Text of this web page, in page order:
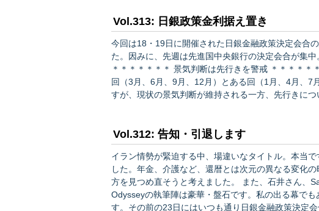
今年…
Vol.313: 日銀政策金利据え置き
今回は18・19日に開催された日銀金融政策決定会合
た。因みに、先週は先進国中央銀行の決定会合が集中。「
＊＊＊＊＊＊＊ 景気判断は先行きを警戒 ＊＊＊＊＊＊＊＊＊＊＊ 今回のように
回（3月、6月、9月、12月）とある回（1月、4月、7
すが、現状の景気判断が維持される一方、先行きに
Vol.312: 告知・引退します
イラン情勢が緊迫する中、場違いなタイトル。本当です。 亡きぐっちーと同級生の私は65歳を
した。年金、介護など、還暦とは次元の異なる変化
方を見つめ直そうと考えました。 また、石井さん、Saltさん、永田町さん、奥山さん、峯村さんと、
Odysseyの執筆陣は豪華・盤石です。私の出る幕でもありません。 最後の配信
す。その前の23日にはいつも通り日銀金融政策決定会